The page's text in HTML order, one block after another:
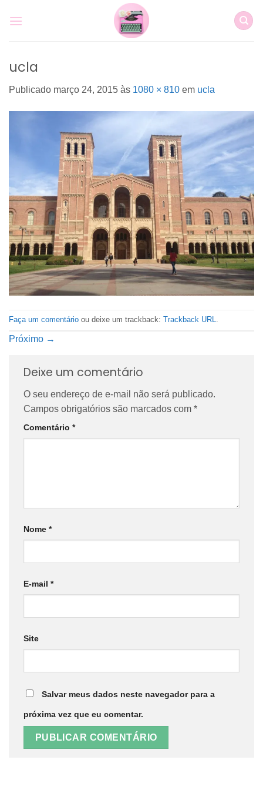
ucla
Publicado março 24, 2015 às 1080 × 810 em ucla
Faça um comentário ou deixe um trackback: Trackback URL.
Próximo →
Deixe um comentário
O seu endereço de e-mail não será publicado.
Campos obrigatórios são marcados com *
Comentário *
Nome *
E-mail *
Site
Salvar meus dados neste navegador para a
próxima vez que eu comentar.